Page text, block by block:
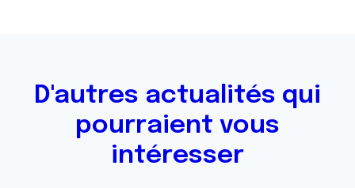
D'autres actualités qui
pourraient vous
intéresser